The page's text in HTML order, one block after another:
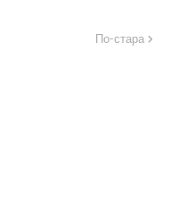
По-стара